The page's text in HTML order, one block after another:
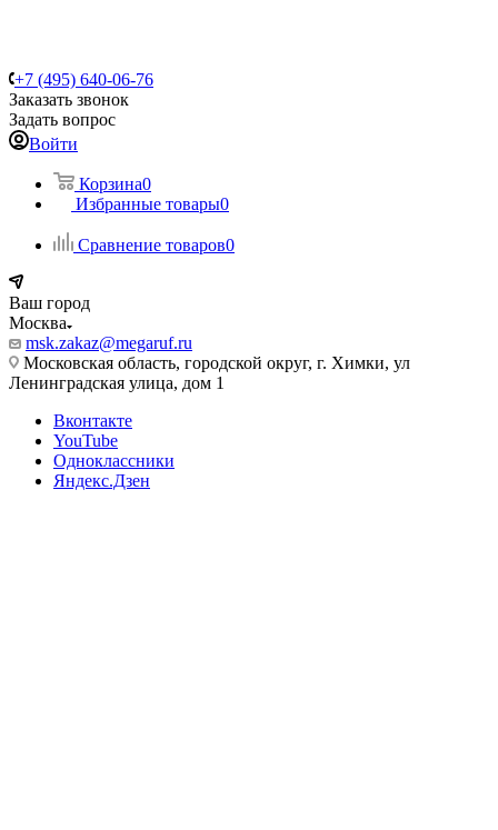
+7 (495) 640-06-76
Заказать звонок
Задать вопрос
Войти
Корзина0
Избранные товары0
Сравнение товаров0
Ваш город
Москва
msk.zakaz@megaruf.ru
Московская область, городской округ, г. Химки, ул
Ленинградская улица, дом 1
Вконтакте
YouTube
Одноклассники
Яндекс.Дзен